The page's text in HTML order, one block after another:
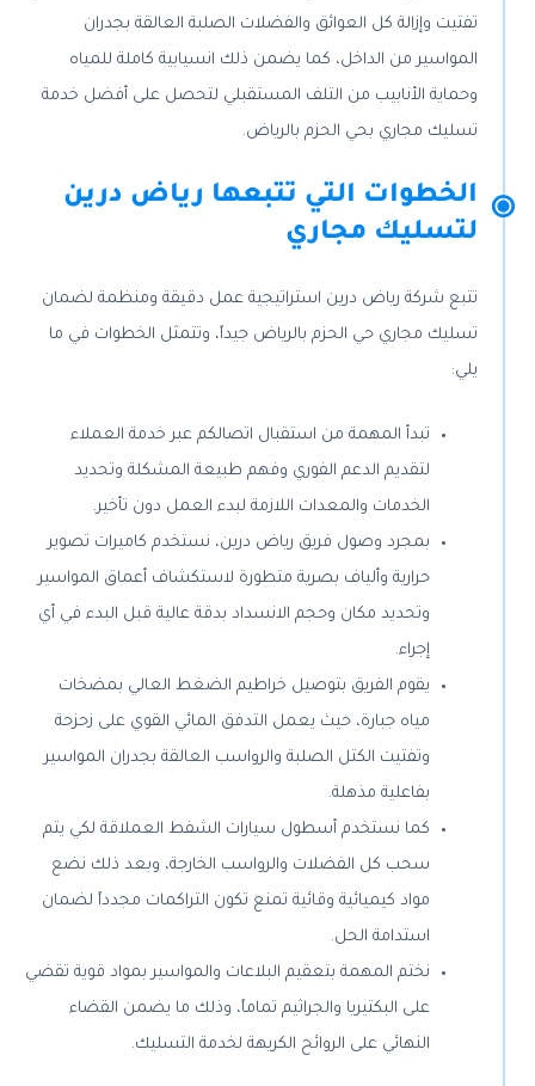
تفتيت وإزالة كل العوائق والفضلات الصلبة العالقة بجدران
المواسير من الداخل، كما يضمن ذلك انسيابية كاملة للمياه
وحماية الأنابيب من التلف المستقبلي لتحصل على أفضل خدمة
تسليك مجاري بحي الحزم بالرياض.
الخطوات التي تتبعها رياض درين
لتسليك مجاري
تتبع شركة رياض درين استراتيجية عمل دقيقة ومنظمة لضمان
تسليك مجاري حي الحزم بالرياض جيداً، وتتمثل الخطوات في ما
يلي:
تبدأ المهمة من استقبال اتصالكم عبر خدمة العملاء
لتقديم الدعم الفوري وفهم طبيعة المشكلة وتحديد
الخدمات والمعدات اللازمة لبدء العمل دون تأخير.
بمجرد وصول فريق رياض درين، نستخدم كاميرات تصوير
حرارية وألياف بصرية متطورة لاستكشاف أعماق المواسير
وتحديد مكان وحجم الانسداد بدقة عالية قبل البدء في أي
إجراء.
يقوم الفريق بتوصيل خراطيم الضغط العالي بمضخات
مياه جبارة، حيث يعمل التدفق المائي القوي على زحزحة
وتفتيت الكتل الصلبة والرواسب العالقة بجدران المواسير
بفاعلية مذهلة.
كما نستخدم أسطول سيارات الشفط العملاقة لكي يتم
سحب كل الفضلات والرواسب الخارجة، وبعد ذلك نضع
مواد كيميائية وقائية تمنع تكون التراكمات مجدداً لضمان
استدامة الحل.
نختم المهمة بتعقيم البلاعات والمواسير بمواد قوية تقضي
على البكتيريا والجراثيم تماماً، وذلك ما يضمن القضاء
النهائي على الروائح الكريهة لخدمة التسليك.